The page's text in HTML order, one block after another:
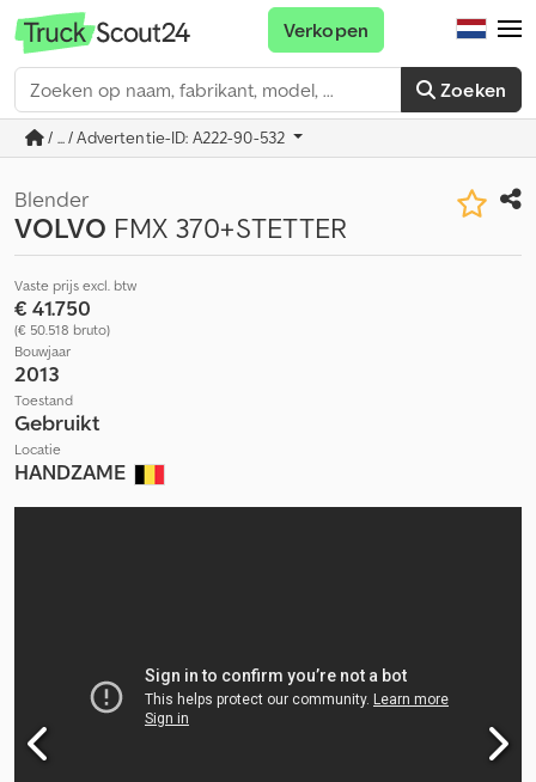
Zoeken
Verkopen
/ ... / Advertentie-ID: A222-90-532
Blender
VOLVO FMX 370+STETTER
Vaste prijs excl. btw
€ 41.750
(€ 50.518 bruto)
Bouwjaar
2013
Toestand
Gebruikt
Locatie
HANDZAME